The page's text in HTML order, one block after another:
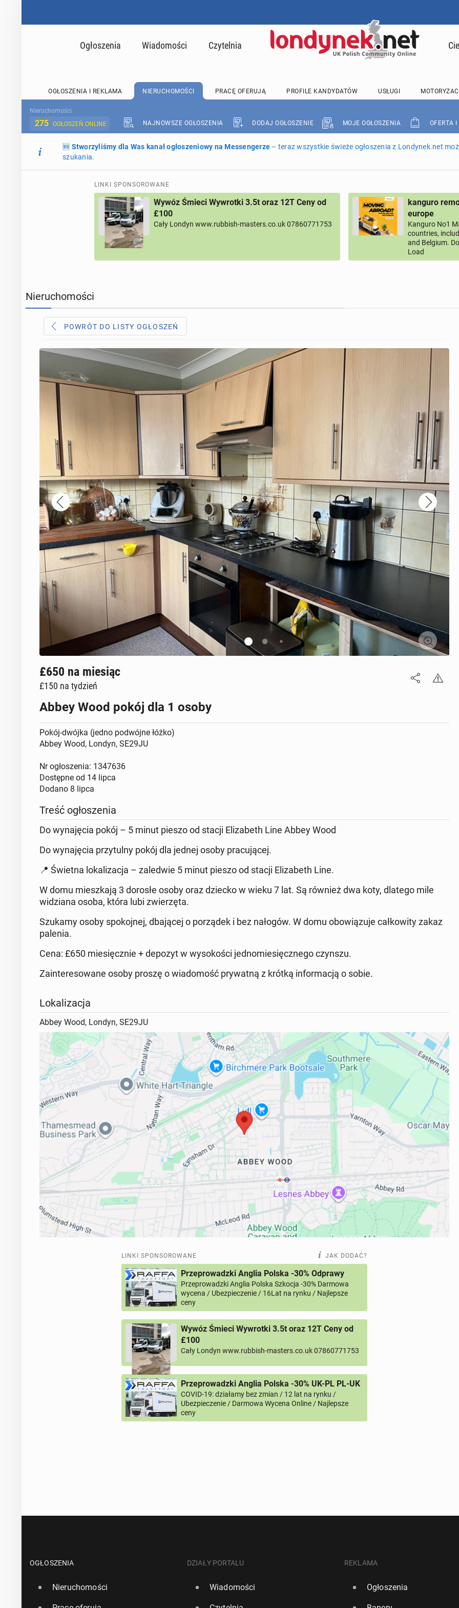
Ogłoszenia Wiadomości Czytelnia
OGŁOSZENIA I REKLAMA NIERUCHOMOŚCI PRACĘ OFERUJĄ PROFILE KANDYDATÓW USŁUGI
Nieruchomości
275 OGŁOSZEŃ ONLINE NAJNOWSZE OGŁOSZENIA DODAJ OGŁOSZENIE MOJE OGŁOSZENIA OFERTA I
🆕 Stworzyliśmy dla Was kanał ogłoszeniowy na Messengerze – teraz wszystkie świeże ogłoszenia z Londynek.net
szukania.
LINKI SPONSOROWANE
Wywóz Śmieci Wywrotki 3.5t oraz 12T Ceny od
£100
Cały Londyn www.rubbish-masters.co.uk 07860771753
kanguro
europe
Kanguro No1
countries,
and Belgium.
Load
Nieruchomości
POWRÓT DO LISTY OGŁOSZEŃ
£650 na miesiąc
£150 na tydzień
Abbey Wood pokój dla 1 osoby
Pokój-dwójka (jedno podwójne łóżko)
Abbey Wood, Londyn, SE29JU
Nr ogłoszenia: 1347636
Dostępne od 14 lipca
Dodano8 lipca
Treść ogłoszenia
Do wynajęcia pokój – 5 minut pieszo od stacji Elizabeth Line Abbey Wood
Do wynajęcia przytulny pokój dla jednej osoby pracującej.
📍 Świetna lokalizacja – zaledwie 5 minut pieszo od stacji Elizabeth Line.
W domu mieszkają 3 dorosłe osoby oraz dziecko w wieku 7 lat. Są również dwa koty, dlatego mile
widziana osoba, która lubi zwierzęta.
Szukamy osoby spokojnej, dbającej o porządek i bez nałogów. W domu obowiązuje całkowity zakaz
palenia.
Cena: £650 miesięcznie + depozyt w wysokości jednomiesięcznego czynszu.
Zainteresowane osoby proszę o wiadomość prywatną z krótką informacją o sobie.
Lokalizacja
Abbey Wood, Londyn, SE29JU
LINKI SPONSOROWANE JAK DODAĆ?
Przeprowadzki Anglia Polska -30% Odprawy
Przeprowadzki Anglia Polska Szkocja -30% Darmowa
wycena / Ubezpieczenie / 16Lat na rynku / Najlepsze
ceny
Wywóz Śmieci Wywrotki 3.5t oraz 12T Ceny od
£100
Cały Londyn www.rubbish-masters.co.uk 07860771753
Przeprowadzki Anglia Polska -30% UK-PL PL-UK
COVID-19: działamy bez zmian / 12 lat na rynku /
Ubezpieczenie / Darmowa Wycena Online / Najlepsze
ceny
OGŁOSZENIA
Nieruchomości
DZIAŁY PORTALU
Wiadomości
REKLAMA
Ogłoszenia